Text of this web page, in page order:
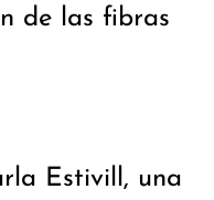
de las fibras
Estivill, una